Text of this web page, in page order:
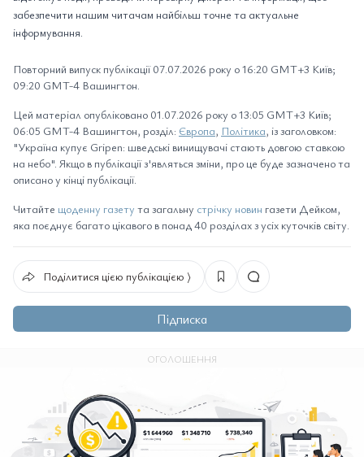
забезпечити нашим читачам найбільш точне та актуальне
інформування.
Повторний випуск публікації 07.07.2026 року о 16:20 GMT+3 Київ;
09:20 GMT-4 Вашингтон.
Цей матеріал опубліковано 01.07.2026 року о 13:05 GMT+3 Київ;
06:05 GMT-4 Вашингтон, розділ: Європа, Політика, із заголовком:
"Україна купує Gripen: шведські винищувачі стають довгою ставкою
на небо". Якщо в публікації з'являться зміни, про це буде зазначено та
описано у кінці публікації.
Читайте щоденну газету та загальну стрічку новин газети Дейком,
яка поєднує багато цікавого в понад 40 розділах з усіх куточків світу.
Поділитися цією публікацією ⟩
Підписка
ОГОЛОШЕННЯ